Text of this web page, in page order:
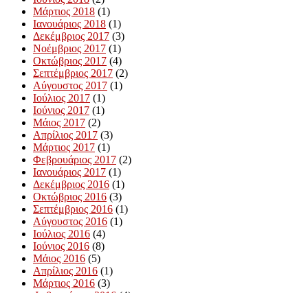
Μάρτιος 2018 (1)
Ιανουάριος 2018 (1)
Δεκέμβριος 2017 (3)
Νοέμβριος 2017 (1)
Οκτώβριος 2017 (4)
Σεπτέμβριος 2017 (2)
Αύγουστος 2017 (1)
Ιούλιος 2017 (1)
Ιούνιος 2017 (1)
Μάιος 2017 (2)
Απρίλιος 2017 (3)
Μάρτιος 2017 (1)
Φεβρουάριος 2017 (2)
Ιανουάριος 2017 (1)
Δεκέμβριος 2016 (1)
Οκτώβριος 2016 (3)
Σεπτέμβριος 2016 (1)
Αύγουστος 2016 (1)
Ιούλιος 2016 (4)
Ιούνιος 2016 (8)
Μάιος 2016 (5)
Απρίλιος 2016 (1)
Μάρτιος 2016 (3)